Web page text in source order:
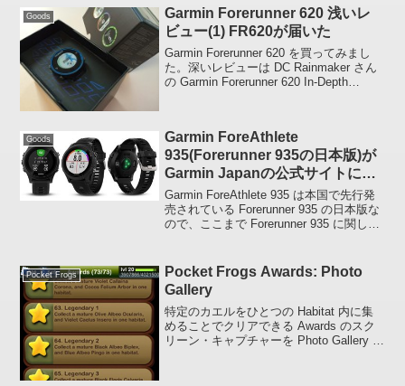
Goods
Garmin Forerunner 620 浅いレ
ビュー(1) FR620が届いた
Garmin Forerunner 620 を買ってみまし
た。深いレビューは DC Rainmaker さん
の Garmin Forerunner 620 In-Depth
Goods
Garmin ForeAthlete
935(Forerunner 935の日本版)が
Garmin Japanの公式サイトに載
りました
Garmin ForeAthlete 935 は本国で先行発
売されている Forerunner 935 の日本版な
ので、ここまで Forerunner 935 に関して
Pocket Frogs
Pocket Frogs Awards: Photo
Gallery
特定のカエルをひとつの Habitat 内に集
めることでクリアできる Awards のスク
リーン・キャプチャーを Photo Gallery と